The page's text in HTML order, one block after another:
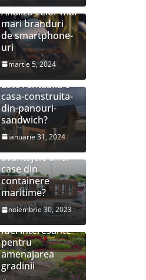
Analiza celor mai
mari branduri
de smartphone-
uri
martie 5, 2024
Este rentabila o
casa-construita-
din-panouri-
sandwich?
ianuarie 31, 2024
Care sunt
avantajele unei
case din
containere
maritime?
noiembrie 30, 2023
Idei interesante
pentru
amenajarea
gradinii